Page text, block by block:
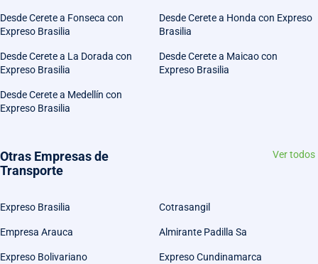
Desde Cerete a Fonseca con
Expreso Brasilia
Desde Cerete a Honda con Expreso
Brasilia
Desde Cerete a La Dorada con
Expreso Brasilia
Desde Cerete a Maicao con
Expreso Brasilia
Desde Cerete a Medellín con
Expreso Brasilia
Otras Empresas de
Transporte
Ver todos
Expreso Brasilia Cotrasangil
Empresa Arauca Almirante Padilla Sa
Expreso Bolivariano Expreso Cundinamarca